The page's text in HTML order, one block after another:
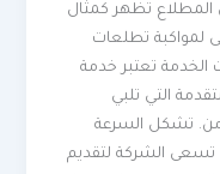
تظهر كمثال
تطلعات
تعتبر خدمة
التي تلبي
تشكل السرعة
الشركة لتقديم